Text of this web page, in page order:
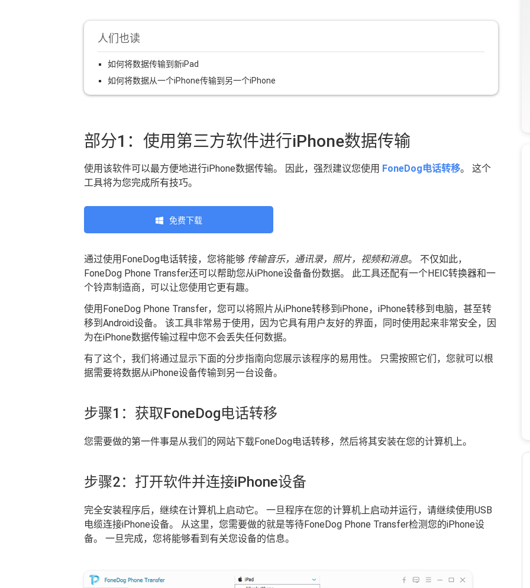
人们也读
如何将数据传输到新iPad
如何将数据从一个iPhone传输到另一个iPhone
部分1：使用第三方软件进行iPhone数据传输
使用该软件可以最方便地进行iPhone数据传输。 因此，强烈建议您使用 FoneDog电话转移。 这个
工具将为您完成所有技巧。
免费下载
通过使用FoneDog电话转接，您将能够 传输音乐，通讯录，照片，视频和消息。 不仅如此，
FoneDog Phone Transfer还可以帮助您从iPhone设备备份数据。 此工具还配有一个HEIC转换器和一
个铃声制造商，可以让您使用它更有趣。
使用FoneDog Phone Transfer，您可以将照片从iPhone转移到iPhone，iPhone转移到电脑，甚至转
移到Android设备。 该工具非常易于使用，因为它具有用户友好的界面，同时使用起来非常安全，因
为在iPhone数据传输过程中您不会丢失任何数据。
有了这个，我们将通过显示下面的分步指南向您展示该程序的易用性。 只需按照它们，您就可以根
据需要将数据从iPhone设备传输到另一台设备。
步骤1：获取FoneDog电话转移
您需要做的第一件事是从我们的网站下载FoneDog电话转移，然后将其安装在您的计算机上。
步骤2：打开软件并连接iPhone设备
完全安装程序后，继续在计算机上启动它。 一旦程序在您的计算机上启动并运行，请继续使用USB
电缆连接iPhone设备。 从这里，您需要做的就是等待FoneDog Phone Transfer检测您的iPhone设
备。 一旦完成，您将能够看到有关您设备的信息。